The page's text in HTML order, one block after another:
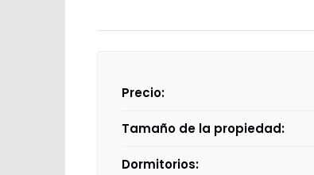
Precio:
Tamaño de la propiedad:
Dormitorios: